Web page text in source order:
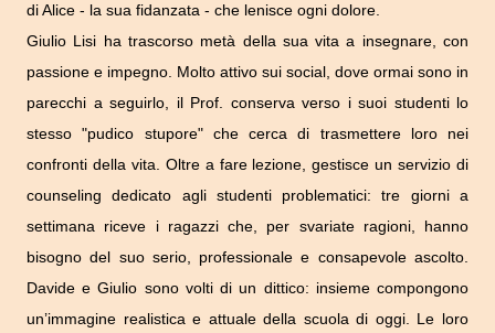
di Alice - la sua fidanzata - che lenisce ogni dolore.
Giulio Lisi ha trascorso metà della sua vita a insegnare, con
passione e impegno. Molto attivo sui social, dove ormai sono in
parecchi a seguirlo, il Prof. conserva verso i suoi studenti lo
stesso "pudico stupore" che cerca di trasmettere loro nei
confronti della vita. Oltre a fare lezione, gestisce un servizio di
counseling dedicato agli studenti problematici: tre giorni a
settimana riceve i ragazzi che, per svariate ragioni, hanno
bisogno del suo serio, professionale e consapevole ascolto.
Davide e Giulio sono volti di un dittico: insieme compongono
un’immagine realistica e attuale della scuola di oggi. Le loro